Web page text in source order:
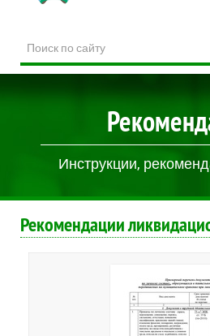
по
сайту
Инструкции,
Рекомендации